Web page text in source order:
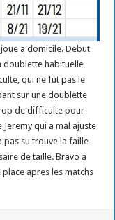
a domicile. Debut
doublette habituelle
qui ne fut pas le
sur une doublette
de difficulte pour
Jeremy qui a mal ajuste
pas su trouve la faille
de taille. Bravo a
apres les matchs